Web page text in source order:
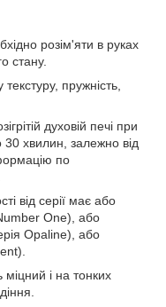
розім'яти в руках
стану.
пружність,
духовій печі при
30 хвилин, залежно від
по
від серії має або
One), або
Opaline), або
міцний і на тонких